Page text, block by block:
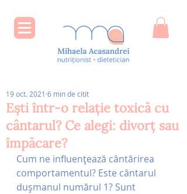
Ești într-o relație toxică cu
cântarul? Ce alegi: divorț sau
împăcare?
19 oct. 2021 6 min de citit
Cum ne influențează cântărirea
comportamentul? Este cântarul
dușmanul numărul 1? Sunt